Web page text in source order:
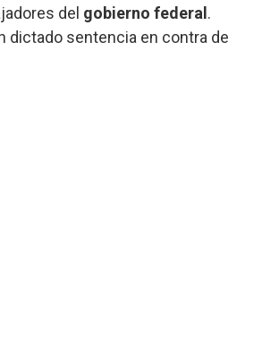
del gobierno federal .
dictado sentencia en contra de